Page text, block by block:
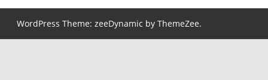
WordPress Theme: zeeDynamic by ThemeZee.